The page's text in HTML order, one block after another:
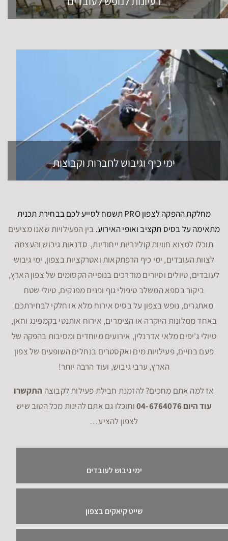
ימי כיף וגיבוש לחברות וקבוצות
מחלקת ההפקה לצפון PRO תשמח לסייע לכם בבחירת תכנית
מתאימה על בסיס תקציב ואופי האירוע. בין הפעילויות שאנו מציעים
תוכלו למצוא חוויות קולינריות ייחודיות, סדנאות גיבוש והעצמה
לצוות העובדים, ימי כיף הרפתקאות ואטרקציות בצפון, ימי גיבוש
לעובדים, טיולים וסיורים מודרכים בנופייה הקסומים של צפון הארץ,
ביקור בספא המשלב טיפולי גוף ופנים מפנקים, טיולי שטח
מאתגרים, נופש בצפון על בסיס אירוח מלא או חלקי לבחירתכם
באחד ממלונות היוקרה או הצימרים, אירוח אותנטי בקמפינג וחאן,
טיולי ג'יפים מלאי אדרנלין, אירועים מיוחדים ומסיבות בהפקה של
פעם בחיים, פעילויות מים ואקסטרים בנחלים השופעים של צפון
הארץ, ערבי גיבוש, ועוד הרבה יותר!
אז למה אתם מחכים? להזמנת חבילת פעילות לקבוצה התקשרו
עוד היום 04-6764076
ותוכלו גם אתם להינות מכל הטוב שיש
לצפון להציע…
ימי גיבוש לעובדים
שייט קיאקים בצפון